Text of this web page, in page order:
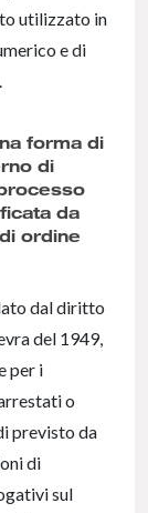
utilizzato in
e di
forma di
di
da
ordine
dal diritto
del 1949,
per i
o
previsto da
di
sul